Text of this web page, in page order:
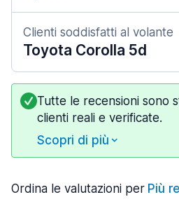
Clienti soddisfatti al volante
Toyota Corolla 5d
Tutte le recensioni sono
clienti reali e verificate.
Scopri di più
Ordina le valutazioni per